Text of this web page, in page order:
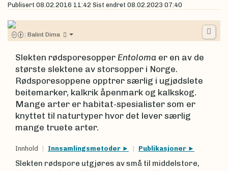
Publisert 08.02.2016 11:42 Sist endret 08.02.2023 07:40
| Balint Dima
Slekten rødsporesopper Entoloma er en av de
største slektene av storsopper i Norge.
Rødsporesoppene opptrer særlig i ugjødslete
beitemarker, kalkrik åpenmark og kalkskog.
Mange arter er habitat-spesialister som er
knyttet til naturtyper hvor det lever særlig
mange truete arter.
Innhold Innsamlingsmetoder Publikasjoner
Slekten rødspore utgjøres av små til middelstore,